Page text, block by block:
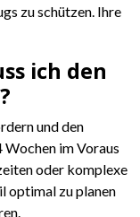
zu schützen. Ihre
ich den
und den
Wochen im Voraus
oder komplexe
optimal zu planen